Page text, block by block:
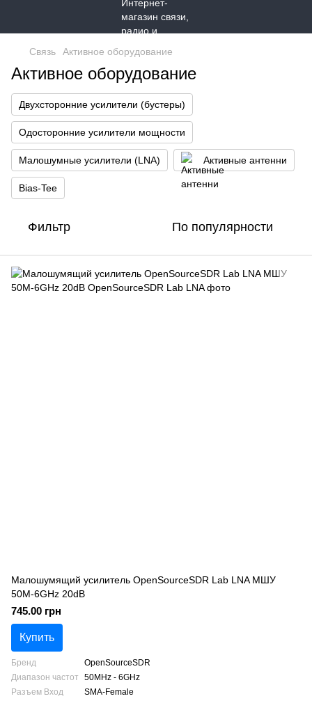
Связь Активное оборудование
Активное оборудование
Двухсторонние усилители (бустеры)
Одосторонние усилители мощности
Малошумные усилители (LNA) Активные антенни
Bias-Tee
Фильтр По популярности
Малошумящий усилитель OpenSourceSDR Lab LNA МШУ
50M-6GHz 20dB
745.00 грн
Купить
Бренд
OpenSourceSDR
Диапазон частот
50MHz - 6GHz
Разъем Вход
SMA-Female